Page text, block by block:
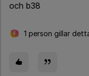
och b38
F 1 person gillar